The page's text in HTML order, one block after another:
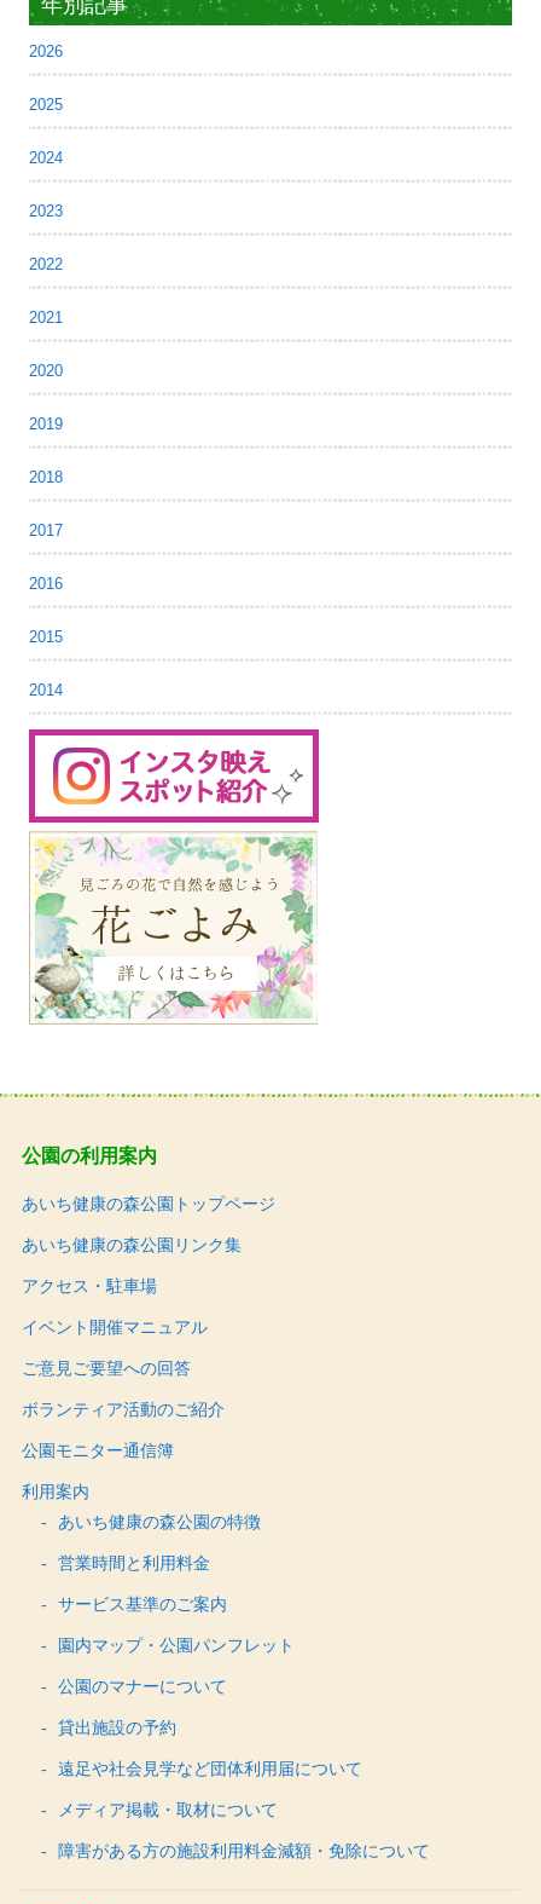
2026
2025
2024
2023
2022
2021
2020
2019
2018
2017
2016
2015
2014
公園の利用案内
あいち健康の森公園トップページ
あいち健康の森公園リンク集
アクセス・駐車場
イベント開催マニュアル
ご意見ご要望への回答
ボランティア活動のご紹介
公園モニター通信簿
利用案内
あいち健康の森公園の特徴
営業時間と利用料金
サービス基準のご案内
園内マップ・公園パンフレット
公園のマナーについて
貸出施設の予約
遠足や社会見学など団体利用届について
メディア掲載・取材について
障害がある方の施設利用料金減額・免除について